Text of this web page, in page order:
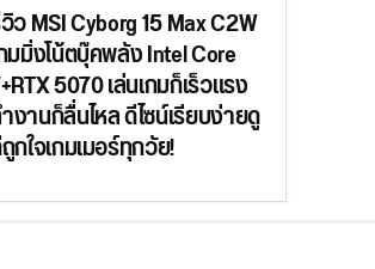
ว MSI Cyborg 15 Max C2W
มมิ่งโน้ตบุ๊คพลัง Intel Core
5070 เล่นเกมก็เร็วแรง
งานก็ลื่นไหล ดีไซน์เรียบง่ายดู
กใจเกมเมอร์ทุกวัย!